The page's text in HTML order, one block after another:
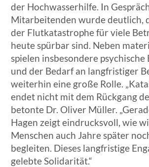
der Hochwasserhilfe. In
Mitarbeitenden wurde deutlich,
der Flutkatastrophe für viele
heute spürbar sind. Neben
spielen insbesondere psychische
und der Bedarf an langfristiger
weiterhin eine große Rolle.
endet nicht mit dem Rückgang
betonte Dr. Oliver Müller.
Hagen zeigt eindrucksvoll, wie
Menschen auch Jahre später
begleiten. Dieses langfristige
gelebte Solidarität.“